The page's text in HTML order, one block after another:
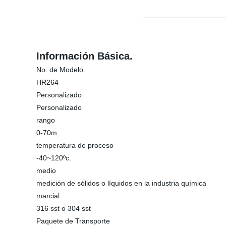
Información Básica.
No. de Modelo.
HR264
Personalizado
Personalizado
rango
0-70m
temperatura de proceso
-40~120ºc.
medio
medición de sólidos o líquidos en la industria química
marcial
316 sst o 304 sst
Paquete de Transporte